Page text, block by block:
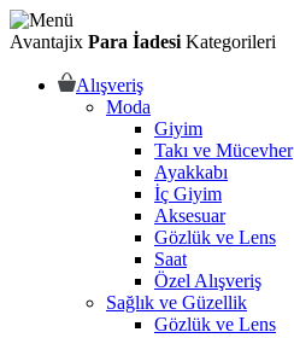
Avantajix Para İadesi Kategorileri
Alışveriş
Moda
Giyim
Takı ve Mücevher
Ayakkabı
İç Giyim
Aksesuar
Gözlük ve Lens
Saat
Özel Alışveriş
Sağlık ve Güzellik
Gözlük ve Lens